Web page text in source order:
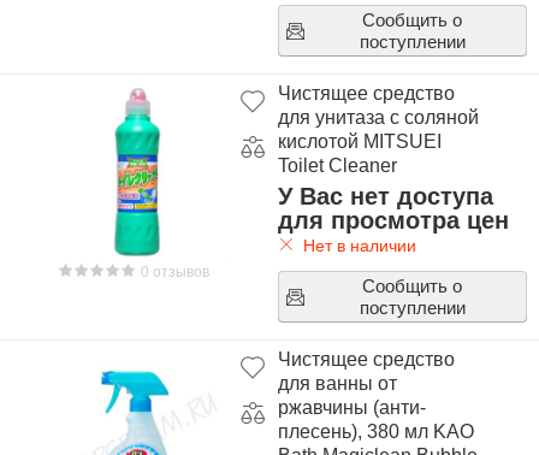
Сообщить о
поступлении
0 отзывов
Чистящее средство
для унитаза с соляной
кислотой MITSUEI
Toilet Cleaner
У Вас нет доступа
для просмотра цен
Нет в наличии
Сообщить о
поступлении
Чистящее средство
для ванны от
ржавчины (анти-
плесень), 380 мл KAO